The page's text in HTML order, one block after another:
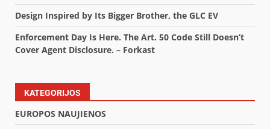
Design Inspired by Its Bigger Brother, the GLC EV
Enforcement Day Is Here. The Art. 50 Code Still Doesn’t
Cover Agent Disclosure. – Forkast
KATEGORIJOS
EUROPOS NAUJIENOS